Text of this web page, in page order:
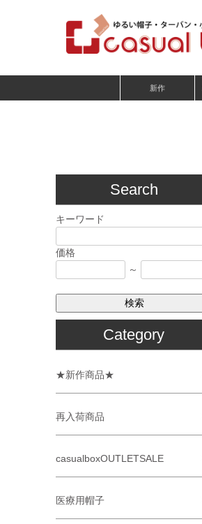
新作
Search
キーワード
価格
～
検索
Category
★新作商品★
再入荷商品
casualboxOUTLETSALE
医療用帽子